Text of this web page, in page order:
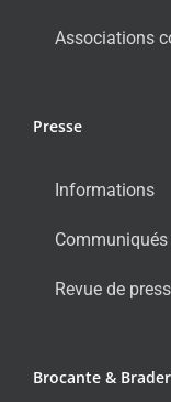
Associations
Presse
Informations
Communiqués
Revue de
Brocante &